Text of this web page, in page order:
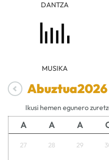
DANTZA
MUSIKA
Abuztua2026
Ikusi hemen egunero
A A A
27 28 29